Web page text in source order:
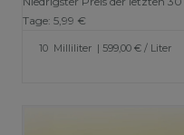
Tage: 5,99 €
10 Milliliter | 599,00 € / Liter